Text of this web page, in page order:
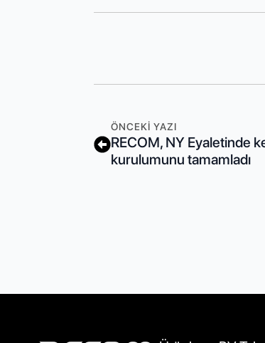
ÖNCEKI YAZI
RECOM, NY Eyaletinde
kurulumunu tamamladı